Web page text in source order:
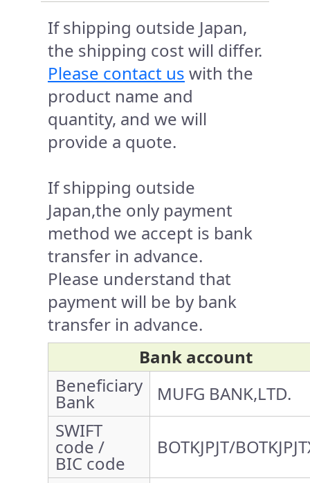
If shipping outside Japan,
the shipping cost will differ.
Please contact us with the
product name and
quantity, and we will
provide a quote.
If shipping outside
Japan,the only payment
method we accept is bank
transfer in advance.
Please understand that
payment will be by bank
transfer in advance.
Bank account
Beneficiary
Bank
MUFG BANK,LTD.
SWIFT
code /
BIC code
BOTKJPJT/